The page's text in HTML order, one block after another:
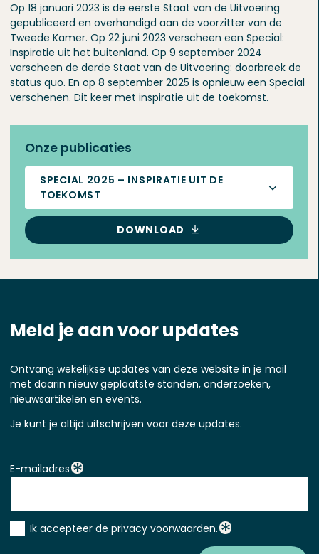
Op 18 januari 2023 is de eerste Staat van de Uitvoering
gepubliceerd en overhandigd aan de voorzitter van de
Tweede Kamer. Op 22 juni 2023 verscheen een Special:
Inspiratie uit het buitenland. Op 9 september 2024
verscheen de derde Staat van de Uitvoering: doorbreek de
status quo. En op 8 september 2025 is opnieuw een Special
verschenen. Dit keer met inspiratie uit de toekomst.
Onze publicaties
SPECIAL 2025 – INSPIRATIE UIT DE
TOEKOMST
DOWNLOAD
Meld je aan voor updates
Ontvang wekelijkse updates van deze website in je mail
met daarin nieuw geplaatste standen, onderzoeken,
nieuwsartikelen en events.
Je kunt je altijd uitschrijven voor deze updates.
E-mailadres
Instemming
Ik accepteer de privacy voorwaarden.